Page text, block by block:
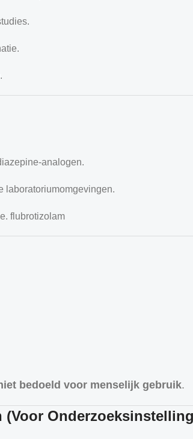
analogen.
laboratoriumomgevingen.
flubrotizolam
bedoeld voor menselijk gebruik.